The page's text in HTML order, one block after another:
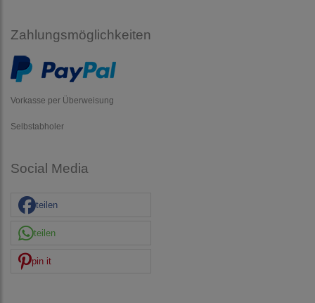
Zahlungsmöglichkeiten
Vorkasse per Überweisung
Selbstabholer
Social Media
teilen
teilen
pin it